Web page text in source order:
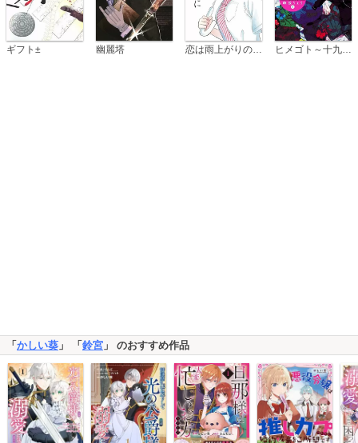
ギフト± 幽麗塔
「かしい葵 」 「鈴宮 」 のおすすめ作品